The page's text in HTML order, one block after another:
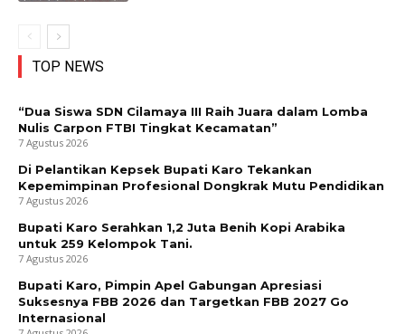
TOP NEWS
“Dua Siswa SDN Cilamaya III Raih Juara dalam Lomba
Nulis Carpon FTBI Tingkat Kecamatan”
7 Agustus 2026
Di Pelantikan Kepsek Bupati Karo Tekankan
Kepemimpinan Profesional Dongkrak Mutu Pendidikan
7 Agustus 2026
Bupati Karo Serahkan 1,2 Juta Benih Kopi Arabika
untuk 259 Kelompok Tani.
7 Agustus 2026
Bupati Karo, Pimpin Apel Gabungan Apresiasi
Suksesnya FBB 2026 dan Targetkan FBB 2027 Go
Internasional